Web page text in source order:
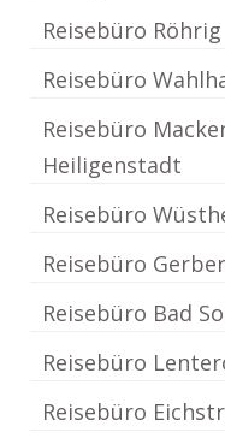
Reisebüro Röhrig
Reisebüro
Reisebüro
Heiligenstadt
Reisebüro
Reisebüro
Reisebüro Bad
Reisebüro
Reisebüro